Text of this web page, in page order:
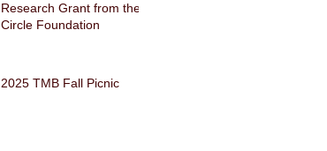
Research Grant from the
Circle Foundation
2025 TMB Fall Picnic